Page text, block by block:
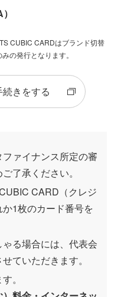
CUBIC CARDはブランド切替
の発行となります。
きをする
ァイナンス所定の審
了承ください。
CARD（クレジ
1枚のカード番号を
る場合には、代表会
ていただきます。
。